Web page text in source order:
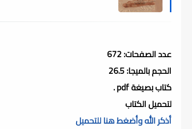
عدد الصفحات: 672
الحجم بالميجا: 26.5
كتاب بصيغة pdf .
لتحميل الكتاب
أذكر الله وأضغط هنا للتحميل